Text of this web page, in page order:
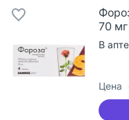
70
В
Цена